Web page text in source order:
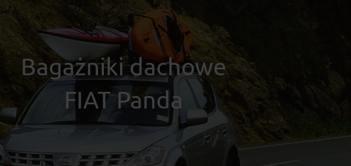
Bagażniki dachowe
FIAT Panda